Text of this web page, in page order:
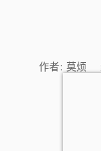
作者: 莫烦